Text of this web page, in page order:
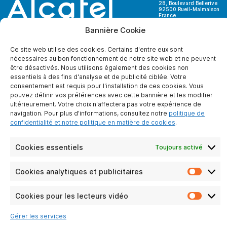
Bannière Cookie
Ce site web utilise des cookies. Certains d'entre eux sont
nécessaires au bon fonctionnement de notre site web et ne peuvent
être désactivés. Nous utilisons également des cookies non
essentiels à des fins d'analyse et de publicité ciblée. Votre
consentement est requis pour l'installation de ces cookies. Vous
pouvez définir vos préférences avec cette bannière et les modifier
ultérieurement. Votre choix n'affectera pas votre expérience de
navigation. Pour plus d'informations, consultez notre politique de
confidentialité et notre politique en matière de cookies.
Cookies essentiels Toujours activé
Cookies analytiques et publicitaires
et
Cookies pour les lecteurs vidéo
Gérer les services
28, Boulevard Bellerive
92500 Rueil-Malmaison
France
A PROPOS DE NOUS
Qui sommes-nous ?
Contactez-nous
Devenir partenaire
Mentions légales
données
Particuliers